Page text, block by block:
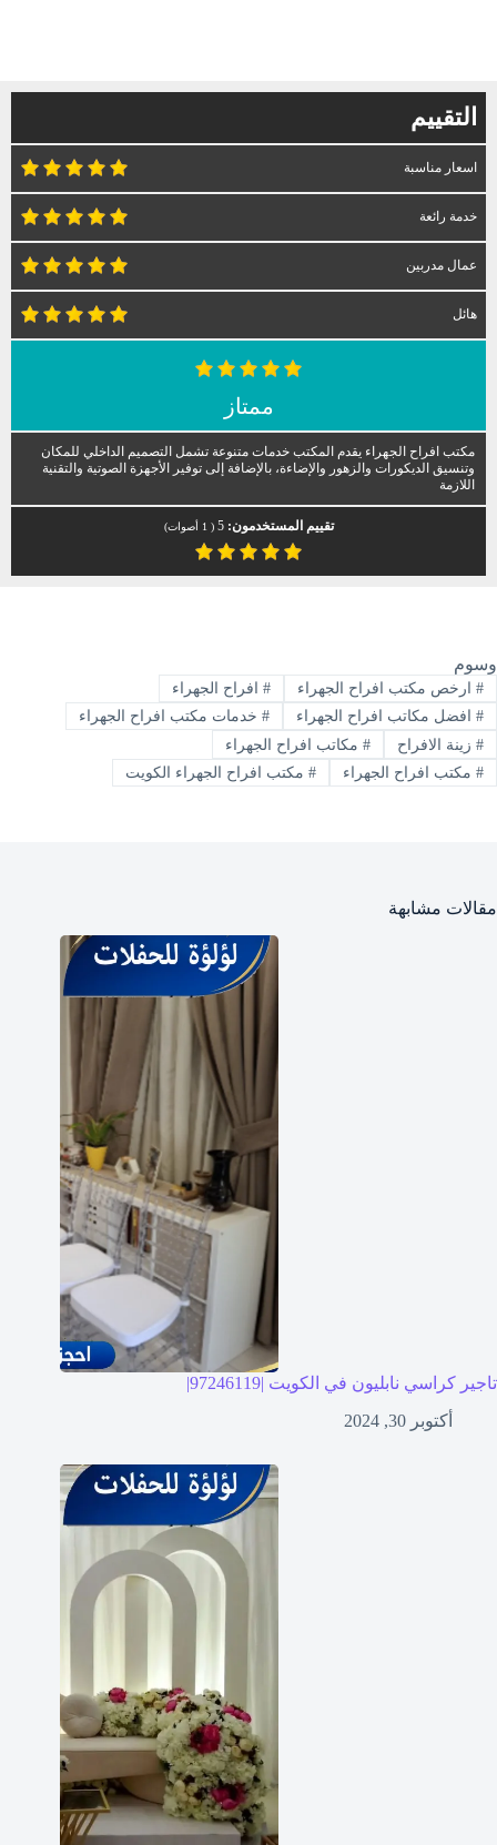
التقييم
اسعار مناسبة
خدمة رائعة
عمال مدربين
هائل
ممتاز
مكتب افراح الجهراء يقدم المكتب خدمات متنوعة تشمل التصميم الداخلي للمكان
وتنسيق الديكورات والزهور والإضاءة، بالإضافة إلى توفير الأجهزة الصوتية والتقنية
اللازمة
تقييم المستخدمون:5
(
1 أصوات)
وسوم
#ارخص مكتب افراح الجهراء #افراح الجهراء
#افضل مكاتب افراح الجهراء #خدمات مكتب افراح الجهراء
#زينة الافراح #مكاتب افراح الجهراء
#مكتب افراح الجهراء #مكتب افراح الجهراء الكويت
مقالات مشابهة
تاجير كراسي نابليون في الكويت |97246119|
أكتوبر 30, 2024